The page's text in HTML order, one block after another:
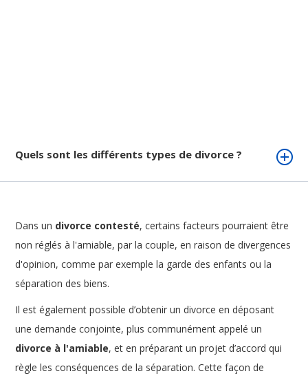
Quels sont les différents types de divorce ?
Dans un divorce contesté, certains facteurs pourraient être
non réglés à l'amiable, par la couple, en raison de divergences
d'opinion, comme par exemple la garde des enfants ou la
séparation des biens.
Il est également possible d’obtenir un divorce en déposant
une demande conjointe, plus communément appelé un
divorce à l'amiable, et en préparant un projet d’accord qui
règle les conséquences de la séparation. Cette façon de